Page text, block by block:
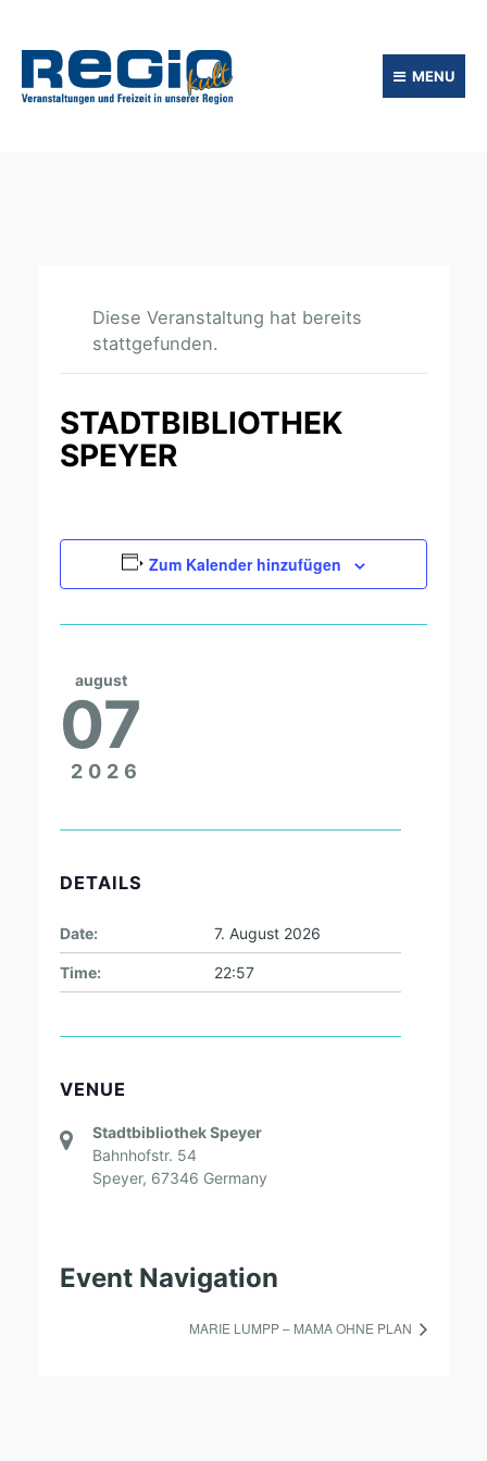
MENU
Diese Veranstaltung hat bereits
stattgefunden.
STADTBIBLIOTHEK
SPEYER
Zum Kalender hinzufügen
august
07
2026
DETAILS
Date: 7. August 2026
Time: 22:57
VENUE
Stadtbibliothek Speyer
Bahnhofstr. 54
Speyer, 67346 Germany
Event Navigation
MARIE LUMPP – MAMA OHNE PLAN